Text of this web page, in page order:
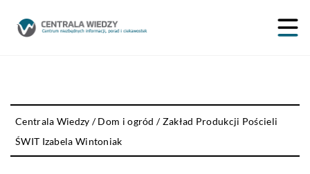
Centrala Wiedzy /Dom i ogród /Zakład Produkcji Pościeli
ŚWIT Izabela Wintoniak